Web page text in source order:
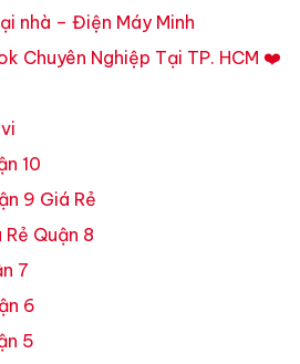
nhà – Điện Máy Minh
Chuyên Nghiệp Tại TP. HCM ❤️
10
9 Giá Rẻ
Quận 8
7
6
5